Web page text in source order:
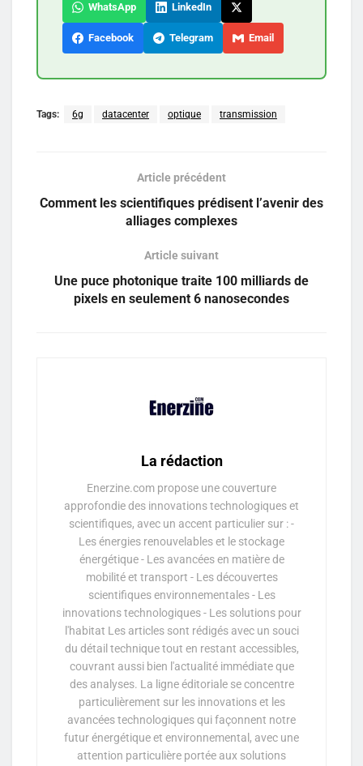
WhatsApp LinkedIn
Facebook Telegram Email
Tags: 6g datacenter optique transmission
Article précédent
Comment les scientifiques prédisent l’avenir des
alliages complexes
Article suivant
Une puce photonique traite 100 milliards de
pixels en seulement 6 nanosecondes
La rédaction
Enerzine.com propose une couverture
approfondie des innovations technologiques et
scientifiques, avec un accent particulier sur : -
Les énergies renouvelables et le stockage
énergétique - Les avancées en matière de
mobilité et transport - Les découvertes
scientifiques environnementales - Les
innovations technologiques - Les solutions pour
l'habitat Les articles sont rédigés avec un souci
du détail technique tout en restant accessibles,
couvrant aussi bien l'actualité immédiate que
des analyses. La ligne éditoriale se concentre
particulièrement sur les innovations et les
avancées technologiques qui façonnent notre
futur énergétique et environnemental, avec une
attention particulière portée aux solutions